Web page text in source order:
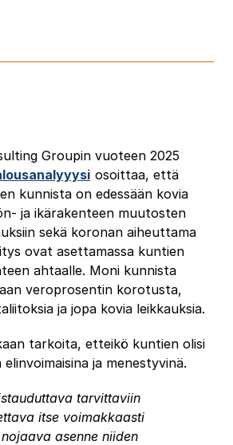
Groupin vuoteen 2025
osoittaa, että
kunnista on edessään kovia
ja ikärakenteen muutosten
sekä koronan aiheuttama
ovat asettamassa kuntien
ahtaalle. Moni kunnista
veroprosentin korotusta,
ja jopa kovia leikkauksia.
tarkoita, etteikö kuntien olisi
ja menestyvinä.
tarvittaviin
itse voimakkaasti
asenne niiden